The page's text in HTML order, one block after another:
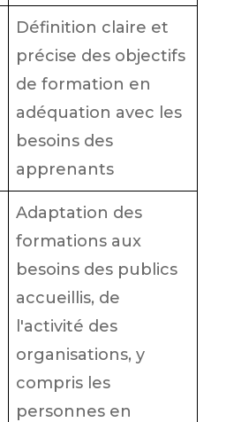
Définition claire et
précise des objectifs
de formation en
adéquation avec les
besoins des
apprenants
Adaptation des
formations aux
besoins des publics
accueillis, de
l'activité des
organisations, y
compris les
personnes en